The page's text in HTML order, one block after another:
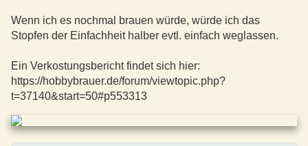
Wenn ich es nochmal brauen würde, würde ich das
Stopfen der Einfachheit halber evtl. einfach weglassen.
Ein Verkostungsbericht findet sich hier:
https://hobbybrauer.de/forum/viewtopic.php?
t=37140&start=50#p553313